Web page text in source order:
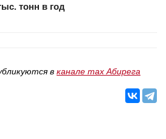
тонн в год
в канале max Абирега